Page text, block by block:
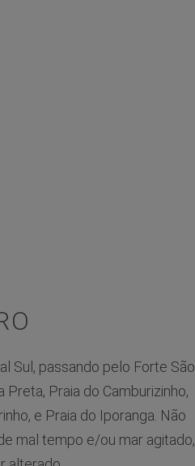
Sul, passando pelo Forte São
Preta, Praia do Camburizinho,
e Praia do Iporanga. Não
mal tempo e/ou mar agitado,